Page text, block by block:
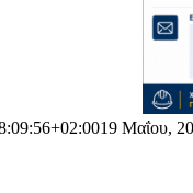
19 Μαΐου,